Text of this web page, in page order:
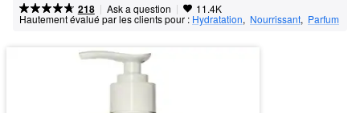
218 | Ask a question | 11.4K
Hautement évalué par les clients pour : Hydratation, Nourrissant, Parfum